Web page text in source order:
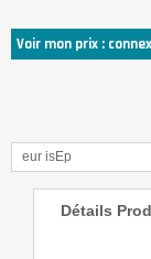
Voir mon prix :
eur isEp
Détails